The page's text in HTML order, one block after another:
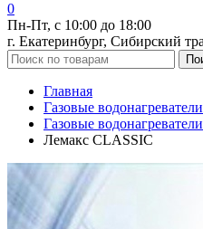
0
Пн-Пт, с 10:00 до 18:00
г. Екатеринбург, Сибирский
Главная
Газовые водонагреватели
Газовые
Лемакс CLASSIC